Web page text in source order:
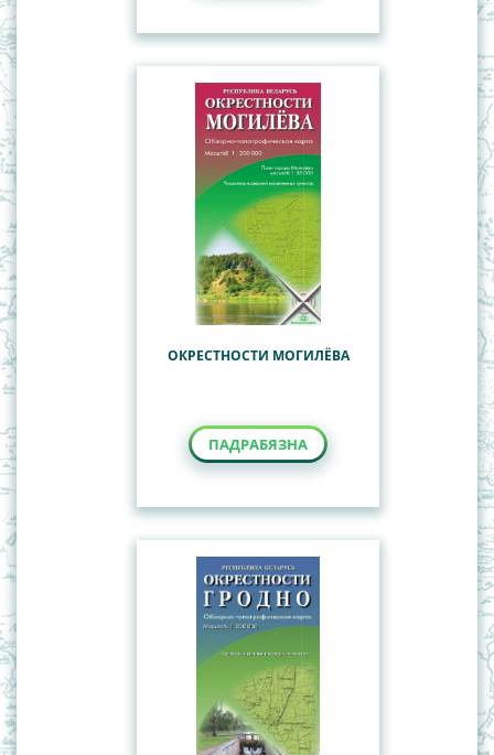
ОКРЕСТНОСТИ МОГИЛЁВА
ПАДРАБЯЗНА